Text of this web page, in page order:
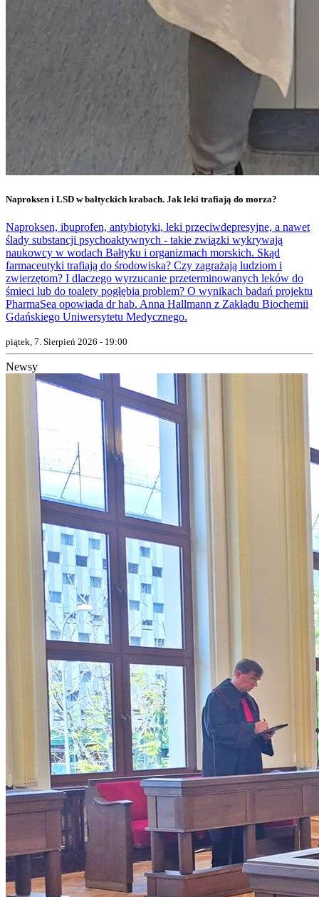
Naproksen i LSD w bałtyckich krabach. Jak leki trafiają do morza?
Naproksen, ibuprofen, antybiotyki, leki przeciwdepresyjne, a nawet
ślady substancji psychoaktywnych - takie związki wykrywają
naukowcy w wodach Bałtyku i organizmach morskich. Skąd
farmaceutyki trafiają do środowiska? Czy zagrażają ludziom i
zwierzętom? I dlaczego wyrzucanie przeterminowanych leków do
śmieci lub do toalety pogłębia problem? O wynikach badań projektu
PharmaSea opowiada dr hab. Anna Hallmann z Zakładu Biochemii
Gdańskiego Uniwersytetu Medycznego.
piątek, 7. Sierpień 2026 - 19:00
Newsy